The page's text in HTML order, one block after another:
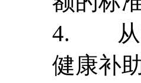
4. 从
健康补